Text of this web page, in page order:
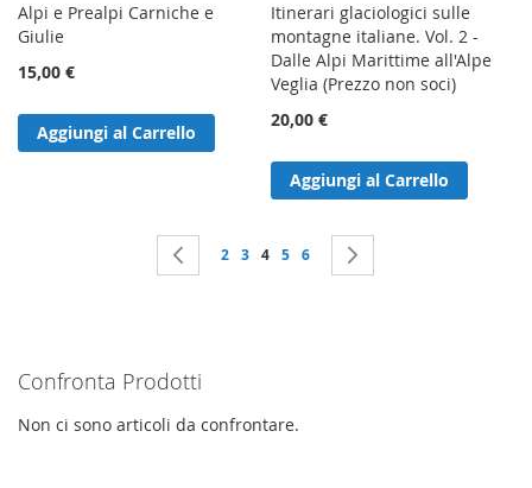
Alpi e Prealpi Carniche e
Giulie
15,00 €
Aggiungi al Carrello
Itinerari glaciologici sulle
montagne italiane. Vol. 2 -
Dalle Alpi Marittime all'Alpe
Veglia (Prezzo non soci)
20,00 €
Aggiungi al Carrello
Pagina Pagina
Precedente
Pagina
2 Pagina
3 Attualmente stai leggendo la pagina
4 Pagina
5 Pagina
6
Confronta Prodotti
Non ci sono articoli da confrontare.